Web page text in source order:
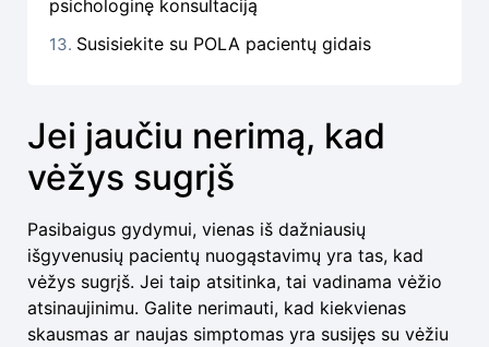
psichologinę konsultaciją
Susisiekite su POLA pacientų gidais
Jei jaučiu nerimą, kad
vėžys sugrįš
Pasibaigus gydymui, vienas iš dažniausių
išgyvenusių pacientų nuogąstavimų yra tas, kad
vėžys sugrįš. Jei taip atsitinka, tai vadinama vėžio
atsinaujinimu. Galite nerimauti, kad kiekvienas
skausmas ar naujas simptomas yra susijęs su vėžiu